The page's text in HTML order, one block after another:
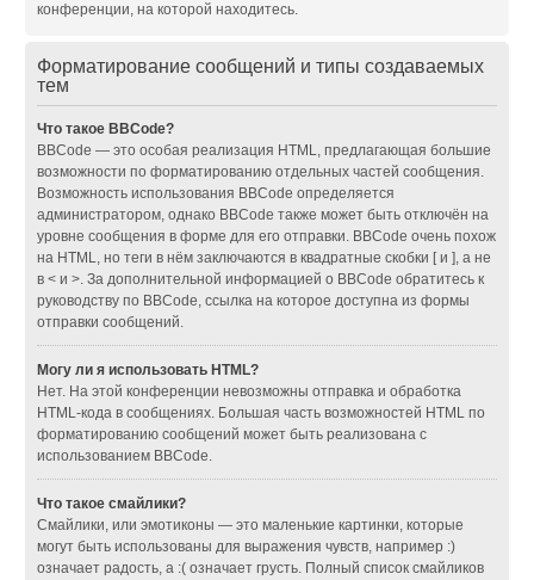
конференции, на которой находитесь.
Форматирование сообщений и типы создаваемых
тем
Что такое BBCode?
BBCode — это особая реализация HTML, предлагающая большие
возможности по форматированию отдельных частей сообщения.
Возможность использования BBCode определяется
администратором, однако BBCode также может быть отключён на
уровне сообщения в форме для его отправки. BBCode очень похож
на HTML, но теги в нём заключаются в квадратные скобки [ и ], а не
в < и >. За дополнительной информацией о BBCode обратитесь к
руководству по BBCode, ссылка на которое доступна из формы
отправки сообщений.
Могу ли я использовать HTML?
Нет. На этой конференции невозможны отправка и обработка
HTML-кода в сообщениях. Большая часть возможностей HTML по
форматированию сообщений может быть реализована с
использованием BBCode.
Что такое смайлики?
Смайлики, или эмотиконы — это маленькие картинки, которые
могут быть использованы для выражения чувств, например :)
означает радость, а :( означает грусть. Полный список смайликов